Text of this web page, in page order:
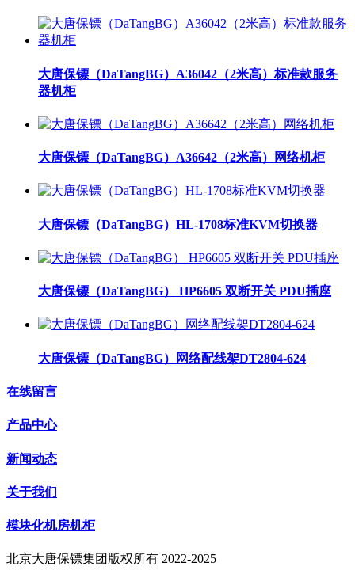
大唐保镖（DaTangBG）A36042（2米高）标准款服务
器机柜
大唐保镖（DaTangBG）A36642（2米高）网络机柜
大唐保镖（DaTangBG）HL-1708标准KVM切换器
大唐保镖（DaTangBG） HP6605 双断开关 PDU插座
大唐保镖（DaTangBG）网络配线架DT2804-624
在线留言
产品中心
新闻动态
关于我们
模块化机房机柜
北京大唐保镖集团版权所有 2022-2025